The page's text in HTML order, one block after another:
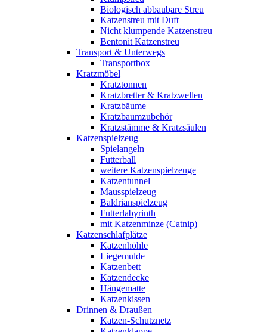
Biologisch abbaubare Streu
Katzenstreu mit Duft
Nicht klumpende Katzenstreu
Bentonit Katzenstreu
Transport & Unterwegs
Transportbox
Kratzmöbel
Kratztonnen
Kratzbretter & Kratzwellen
Kratzbäume
Kratzbaumzubehör
Kratzstämme & Kratzsäulen
Katzenspielzeug
Spielangeln
Futterball
weitere Katzenspielzeuge
Katzentunnel
Mausspielzeug
Baldrianspielzeug
Futterlabyrinth
mit Katzenminze (Catnip)
Katzenschlafplätze
Katzenhöhle
Liegemulde
Katzenbett
Katzendecke
Hängematte
Katzenkissen
Drinnen & Draußen
Katzen-Schutznetz